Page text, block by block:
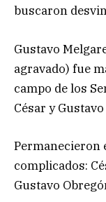
buscaron
Gustavo
agravado) fue
campo de los
César y
Permanecieron
complicados:
Gustavo